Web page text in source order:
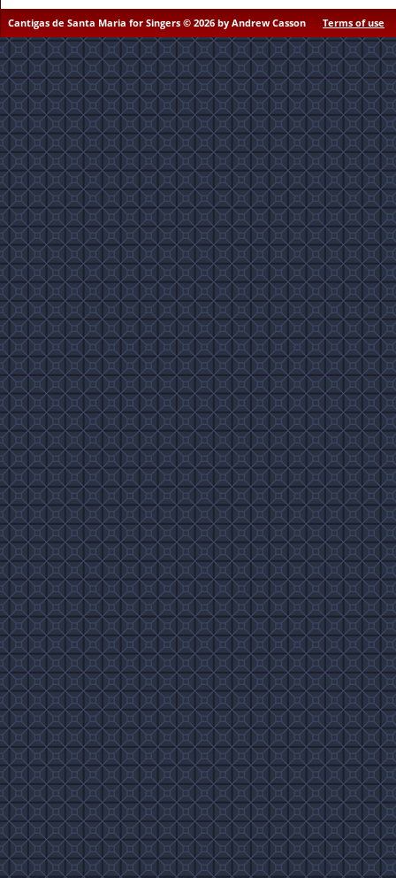
Cantigas de Santa Maria for Singers © 2026 by Andrew Casson Terms of use